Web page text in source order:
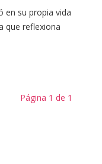
en su propia vida
que reflexiona
Página 1 de 1